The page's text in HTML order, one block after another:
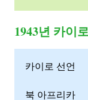
그
사
실
1943년 카이
카이로 선언
북 아프리카